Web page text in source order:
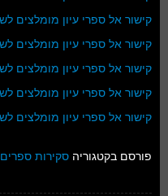
קישור אל ספרי עיון מומלצים לשנת
קישור אל ספרי עיון מומלצים לשנת
קישור אל ספרי עיון מומלצים לשנת
קישור אל ספרי עיון מומלצים לשנת 2013-
קישור אל ספרי עיון מומלצים לשנת 2013-
פורסם בקטגוריה סקירות ספרים